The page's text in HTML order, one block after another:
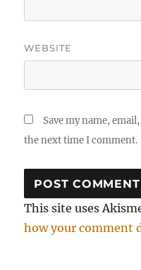
WEBSITE
Save my name,
the next time I comment.
This site uses
how your comment